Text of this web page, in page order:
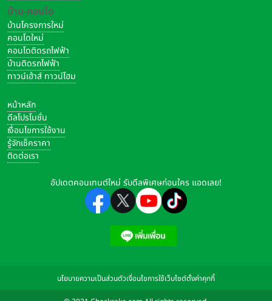
บ้าน-คอนโด
บ้านโครงการใหม่
คอนโดใหม่
คอนโดติดรถไฟฟ้า
บ้านติดรถไฟฟ้า
ทาวน์เฮ้าส์ ทาวน์โฮม
หน้าหลัก
ดีลโปรโมชั่น
เงื่อนไขการใช้งาน
รู้จักเช็คราคา
ติดต่อเรา
อัปเดตคอนเทนต์ใหม่ รับดีลพิเศษก่อนใคร แอดเลย!
นโยบายความเป็นส่วนตัวเงื่อนไขการใช้เว็บไซต์ตั้งค่าคุกกี้